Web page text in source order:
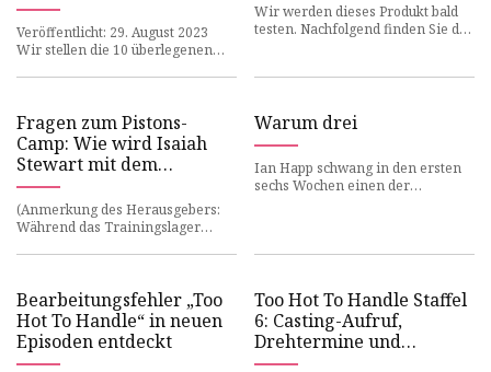
Veröffentlicht: 29. August 2023
Wir stellen die 10 überlegenen
Wir werden dieses Produkt bald
testen. Nachfolgend finden Sie die
Fragen zum Pistons-
Camp: Wie wird Isaiah
Stewart mit dem
Positionswechsel
umgehen?
(Anmerkung des Herausgebers:
Während das Trainingslager
Warum drei
Ian Happ schwang in den ersten
sechs Wochen einen der
Bearbeitungsfehler „Too
Hot To Handle“ in neuen
Episoden entdeckt
Too Hot To Handle Staffel
6: Casting-Aufruf,
Drehtermine und
Bewerbungsmöglichkeiten